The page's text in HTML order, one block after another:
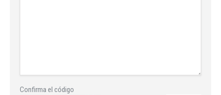
Confirma el código